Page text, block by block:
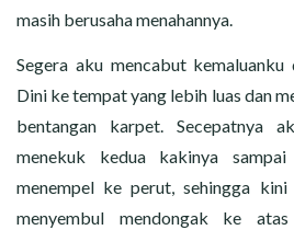
masih berusaha menahannya.
Segera aku mencabut
Dini ke tempat yang lebih luas dan
bentangan karpet. Secepatnya
menekuk kedua kakinya
menempel ke perut, sehingga
menyembul mendongak ke atas